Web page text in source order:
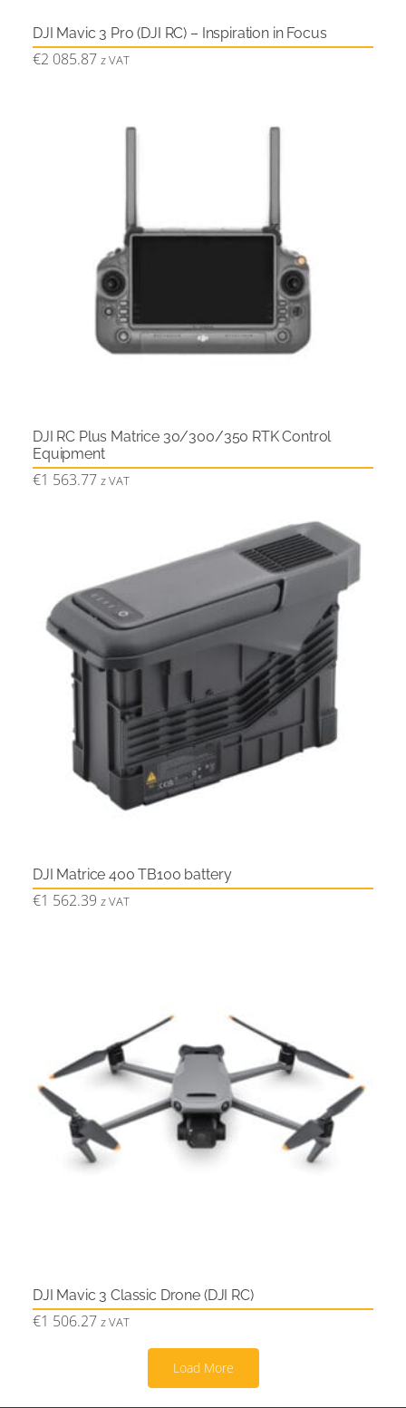
DJI Mavic 3 Pro (DJI RC) – Inspiration in Focus
€2 085.87 z VAT
DJI RC Plus Matrice 30/300/350 RTK Control
Equipment
€1 563.77 z VAT
DJI Matrice 400 TB100 battery
€1 562.39 z VAT
DJI Mavic 3 Classic Drone (DJI RC)
€1 506.27 z VAT
Load More